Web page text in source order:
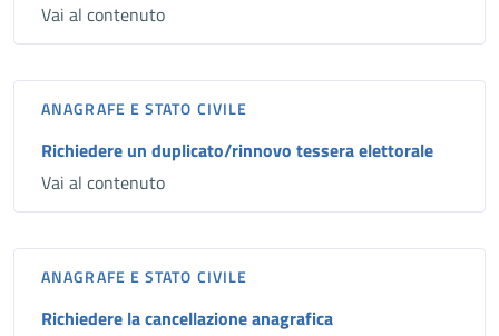
Vai al contenuto
ANAGRAFE E STATO CIVILE
Richiedere un duplicato/rinnovo tessera elettorale
Vai al contenuto
ANAGRAFE E STATO CIVILE
Richiedere la cancellazione anagrafica